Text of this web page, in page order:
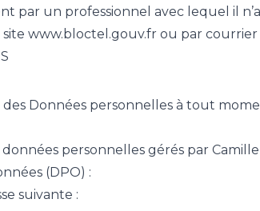
un professionnel avec lequel il
www.bloctel.gouv.fr ou par courrier
Données personnelles à tout
personnelles gérés par Camille
(DPO) :
suivante :